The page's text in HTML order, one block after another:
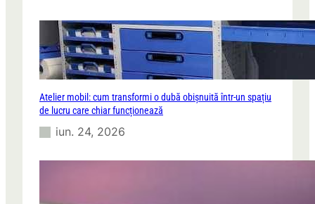
Atelier mobil: cum transformi o dubă obișnuită într-un spațiu
de lucru care chiar funcționează
iun. 24, 2026